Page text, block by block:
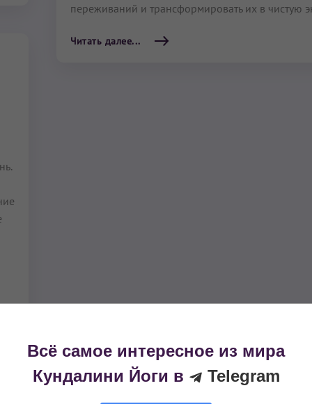
переживаний и трансформировать их в чистую
Читать далее...
для Развития
Всё самое интересное из мира
Кундалини Йоги в
Telegram